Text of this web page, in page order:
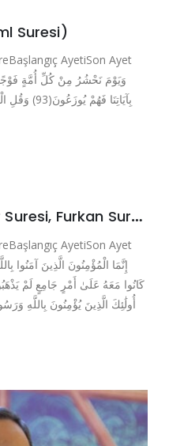
Suresi)
AyetiSon Ayet
بِآيَاتِنَا
Şehriyar Perhizkar (Nûr Suresi, Furkan Suresi)
AyetiSon Ayet
كَانُوا مَعَهُ عَلَىٰ أَمْرٍ جَامِعٍ لَمْ
أُولَٰئِكَ الَّذِينَ يُؤْمِنُونَ بِاللَّهِ